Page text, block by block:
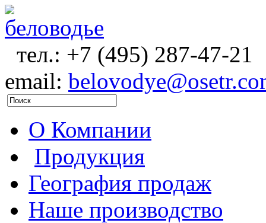
тел.: +7 (495) 287-47-21
email:
О Компании
Продукция
География продаж
Наше производство